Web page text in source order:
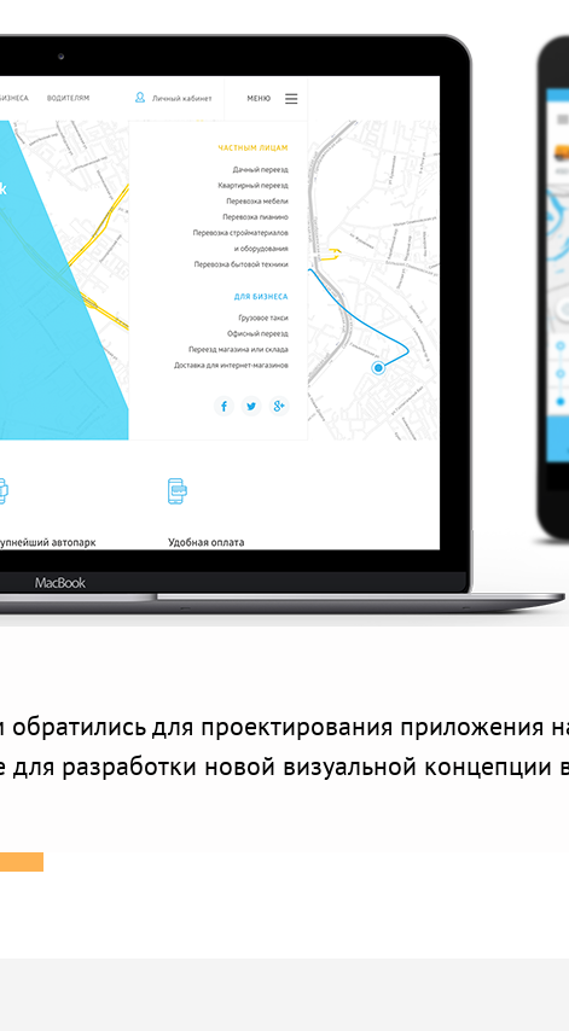
обратились для проектирования приложения
для разработки новой визуальной концепции